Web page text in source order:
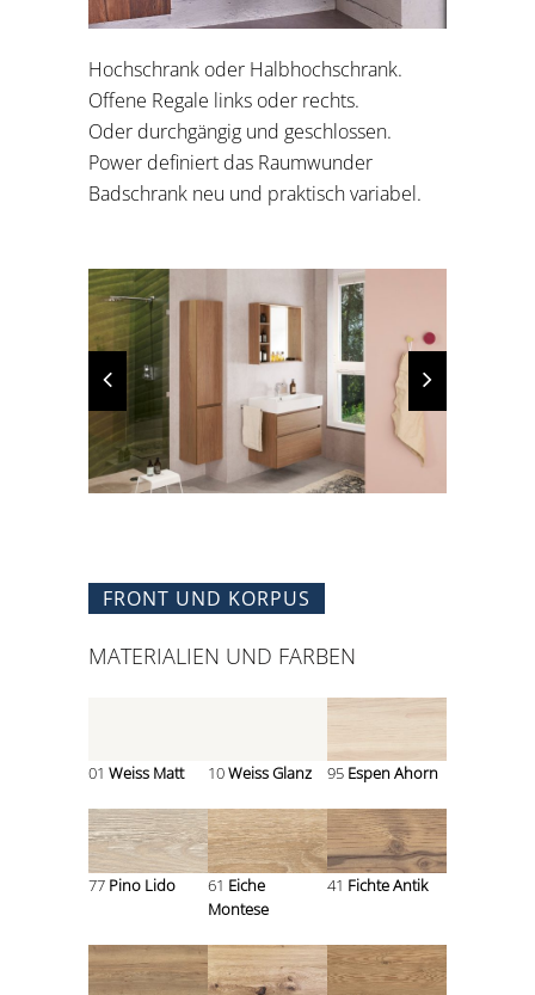
Hochschrank oder Halbhochschrank.
Offene Regale links oder rechts.
Oder durchgängig und geschlossen.
Power definiert das Raumwunder
Badschrank neu und praktisch variabel.
FRONT UND KORPUS
MATERIALIEN UND FARBEN
01 Weiss Matt 10Weiss Glanz 95 Espen Ahorn
77 Pino Lido 61 Eiche
Montese
41 Fichte Antik